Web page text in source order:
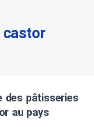
castor
des pâtisseries
au pays